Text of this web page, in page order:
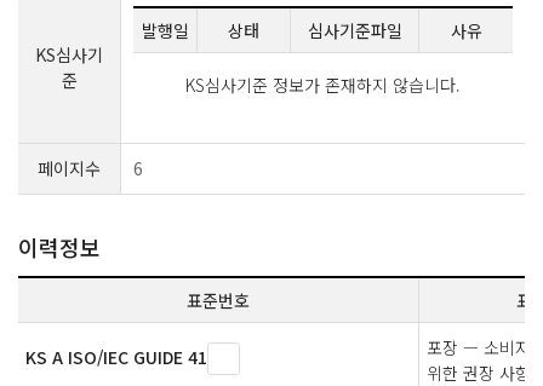
KS심사기
준
발행일 상태 심사기준파일 사유
KS심사기준 정보가 존재하지 않습니다.
페이지수 6
이력정보
표준번호 표
KS A ISO/IEC GUIDE 41
포장 — 소비자
위한 권장 사항